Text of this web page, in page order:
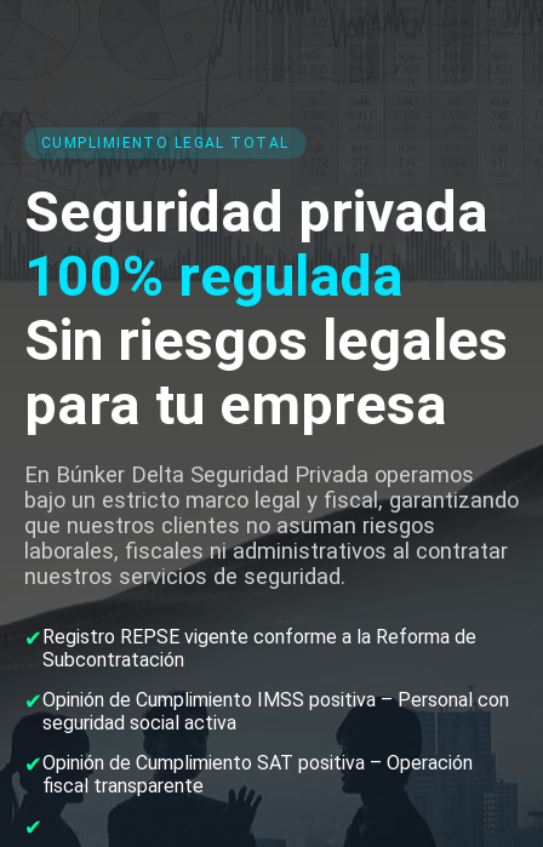
CUMPLIMIENTO LEGAL TOTAL
Seguridad privada
100% regulada
Sin riesgos legales
para tu empresa
En Búnker Delta Seguridad Privada operamos
bajo un estricto marco legal y fiscal, garantizando
que nuestros clientes no asuman riesgos
laborales, fiscales ni administrativos al contratar
nuestros servicios de seguridad.
✔Registro REPSE vigente conforme a la Reforma de
Subcontratación
✔Opinión de Cumplimiento IMSS positiva – Personal con
seguridad social activa
✔Opinión de Cumplimiento SAT positiva – Operación
fiscal transparente
✔